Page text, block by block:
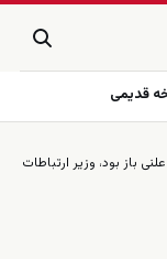
قدیمی
باز بود، وزير ارتباطات